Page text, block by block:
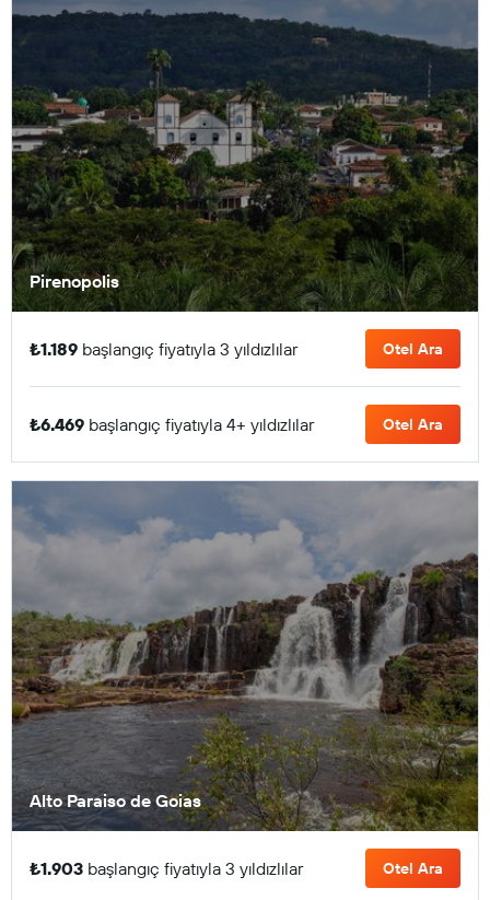
Pirenopolis
₺1.189 başlangıç fiyatıyla 3 yıldızlılar Otel Ara
₺6.469 başlangıç fiyatıyla 4+ yıldızlılar Otel Ara
Alto Paraiso de Goias
₺1.903 başlangıç fiyatıyla 3 yıldızlılar Otel Ara